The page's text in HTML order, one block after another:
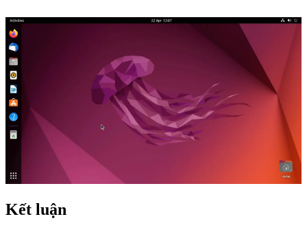
Kết luận